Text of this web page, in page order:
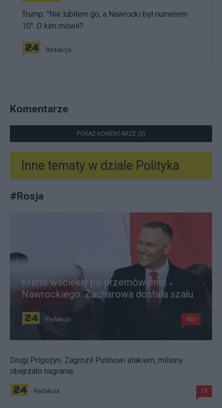
Trump: "Nie lubiłem go, a Nawrocki był numerem
10". O kim mówił?
Redakcja
Komentarze
POKAŻ KOMENTARZE (5)
Inne tematy w dziale Polityka
#Rosja
Kreml wściekły po przemówieniu
Nawrockiego. Zacharowa dostała szału
Redakcja 456
Drugi Prigożyn. Zagroził Putinowi atakiem, miliony
obejrzało nagranie
Redakcja 78